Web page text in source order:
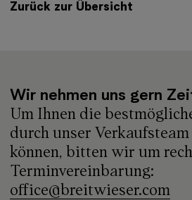
Zurück zur Übersicht
Wir nehmen uns gern
Um Ihnen die
durch unser
können, bitten wir um
Terminvereinbarung:
office@breitwieser.com